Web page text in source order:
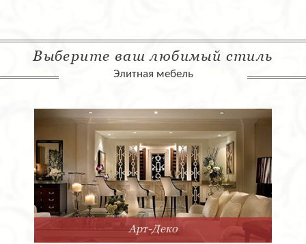
Выберите ваш любимый стиль
Элитная мебель
Арт-Деко